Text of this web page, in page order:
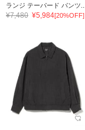
ランジ テーパード パンツ...
¥7,480 ¥5,984[20%OFF]